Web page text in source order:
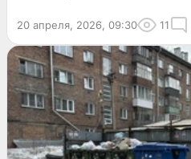
20 апреля, 2026, 09:30 11